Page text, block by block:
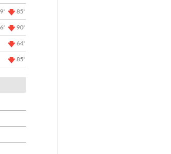
85'
90'
64'
85'